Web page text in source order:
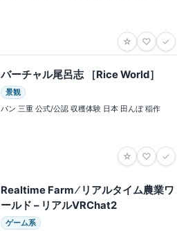
☆ ♡ ✓
バーチャル尾呂志 ［Rice World］
景観
パン 三重 公式/公認 収穫体験 日本 田んぼ 稲作
☆ ♡ ✓
Realtime Farm ⁄ リアルタイム農業ワ
ールド – リアルVRChat2
ゲーム系